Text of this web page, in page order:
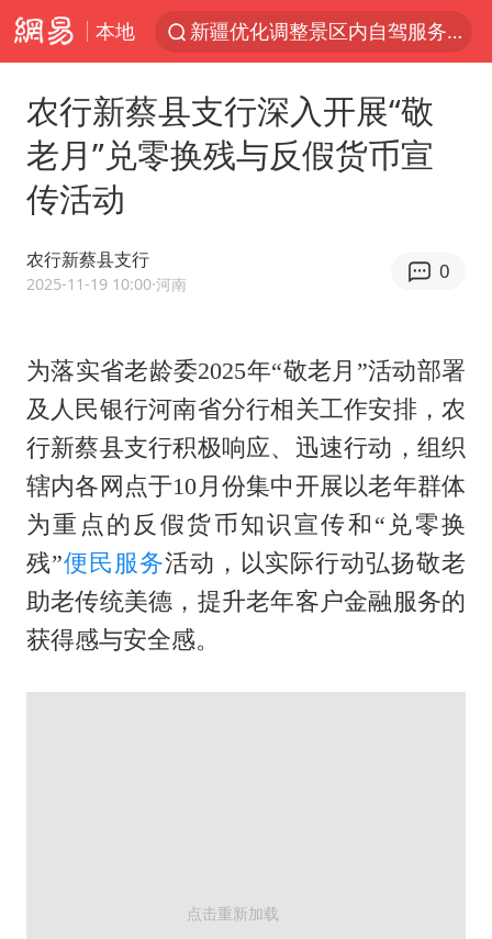
本地
新疆优化调整景区内自驾服务费
上四休三，但降薪1000元，你接受吗？
黄金牛市回来了吗
情侣平潭拍日出坠崖1死1伤
微信又有新功能，你可以“撤回”你的撤回了！
杭州全市有序停课
商场现钱学森巨幅海报 负责人回应
“不怕六爷挂得多 就怕六爷挂一颗”
全民健身事业高质量发展
WTT瑞典大满贯女单签表出炉
36岁男演员成景区NPC后人气爆棚
乐享全民健身 共筑健康中国
农行新蔡县支行深入开展“敬
老月”兑零换残与反假货币宣
传活动
农行新蔡县支行
2025-11-19 10:00·河南
0
为落实省老龄委2025年“敬老月”活动部署
及人民银行河南省分行相关工作安排，农
行新蔡县支行积极响应、迅速行动，组织
辖内各网点于10月份集中开展以老年群体
为重点的反假货币知识宣传和“兑零换
残”便民服务活动，以实际行动弘扬敬老
助老传统美德，提升老年客户金融服务的
获得感与安全感。